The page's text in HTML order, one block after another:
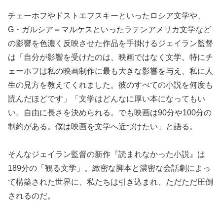
チェーホフやドストエフスキーといったロシア文学や、
G・ガルシア＝マルケスといったラテンアメリカ文学など
の影響を色濃く反映させた作品を手掛けるジェイラン監督
は「自分が影響を受けたのは、映画ではなく文学。特にチ
ェーホフは私の映画制作に最も大きな影響を与え、私に人
生の見方を教えてくれました。彼のすべての小説を何度も
読んだほどです」「文学はどんなに厚い本になってもい
い。自由に長さを決められる。でも映画は90分や100分の
制約がある。僕は映画を文学へ近づけたい」と語る。
そんなジェイラン監督の新作『読まれなかった小説』は
189分の「観る文学」。緻密な脚本と濃密な会話劇によっ
て構築された世界に、私たちは引き込まれ、ただただ圧倒
されるのだ。